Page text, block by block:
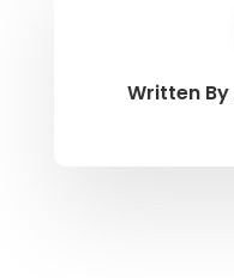
Written By